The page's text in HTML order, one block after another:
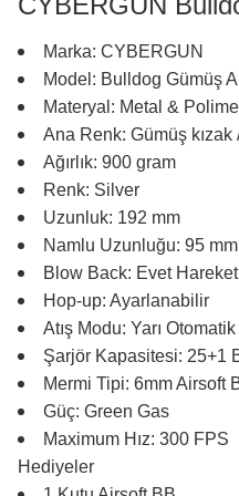
Marka: CYBERGUN
Model: Bulldog Gümüş
Materyal: Metal &
Ana Renk: Gümüş
Ağırlık: 900 gram
Renk: Silver
Uzunluk: 192 mm
Namlu Uzunluğu: 95 mm
Blow Back: Evet
Hop-up: Ayarlanabilir
Atış Modu: Yarı
Şarjör Kapasitesi: 25+1
Mermi Tipi: 6mm Airsoft
Güç: Green Gas
Maximum Hız: 300 FPS
Hediyeler